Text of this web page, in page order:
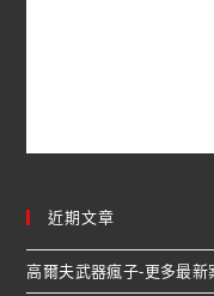
近期文章
高爾夫武器瘋子-更多最